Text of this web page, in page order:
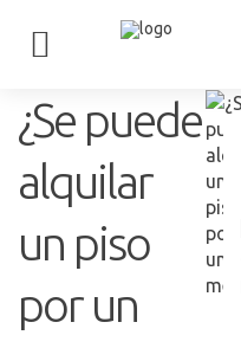
¿Se puede
alquilar
un piso
por un